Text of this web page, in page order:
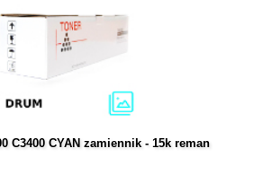
C3400 CYAN zamiennik - 15k reman